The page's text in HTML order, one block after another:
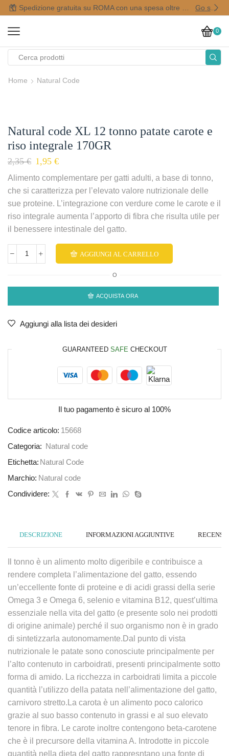
Go shop
0
Home Natural Code
Natural code XL 12 tonno patate carote e
riso integrale 170GR
2,35€ 1,95 €
Alimento complementare per gatti adulti, a base di tonno,
che si caratterizza per l’elevato valore nutrizionale delle
sue proteine. L’integrazione con verdure come le carote e il
riso integrale aumenta l’apporto di fibra che risulta utile per
il benessere intestinale del gatto.
AGGIUNGI AL CARRELLO
O
ACQUISTA ORA
Aggiungi alla lista dei desideri
GUARANTEED SAFE CHECKOUT
Il tuo pagamento è sicuro al 100%
Codice articolo: 15668
Categoria:
Natural code
Etichetta: Natural Code
Marchio: Natural code
Condividere:
DESCRIZIONE INFORMAZIONI AGGIUNTIVE
Il tonno è un alimento molto digeribile e contribuisce a
rendere completa l’alimentazione del gatto, essendo
un’eccellente fonte di proteine e di acidi grassi della serie
Omega 3 e Omega 6, selenio e vitamina B12, quest’ultima
essenziale nella vita del gatto (e presente solo nei prodotti
di origine animale) perché il suo organismo non è in grado
di sintetizzarla autonomamente.Dal punto di vista
nutrizionale le patate sono conosciute principalmente per
l’alto contenuto in carboidrati, presenti principalmente sotto
forma di amido. La ricchezza in carboidrati limita a piccole
quantità l’utilizzo della patata nell’alimentazione del gatto,
carnivoro stretto.La carota è un alimento poco calorico
grazie al suo basso contenuto in grassi e al suo elevato
tenore in fibra. Le carote inoltre contengono beta-carotene
che è il precursore della vitamina A. Introdotte in piccole
quantità nella dieta del gatto rappresntano una fonte di